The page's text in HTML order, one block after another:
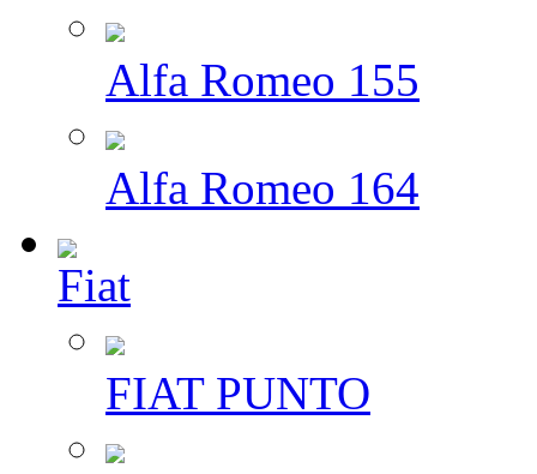
Alfa Romeo 155
Alfa Romeo 164
Fiat
FIAT PUNTO